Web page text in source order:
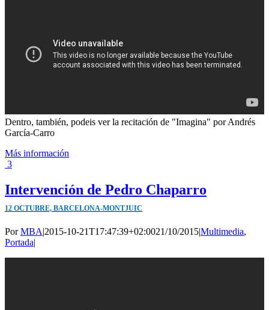
Dentro, también, podeis ver la recitación de "Imagina" por Andrés
García-Carro
Más información
3
Intervención de Pedro Chaparro
12 OCTUBRE, BARCELONA-MONTJUIC
PorMBA|2015-10-21T17:47:39+02:0021/10/2015|Multimedia,
Portada|